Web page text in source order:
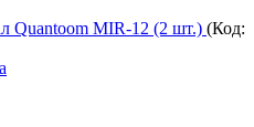
Quantoom MIR-12 (2 шт.) (Код: